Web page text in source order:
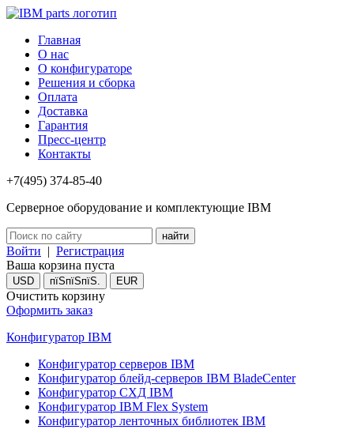
Главная
О нас
О конфигураторе
Решения и сборка
Оплата
Доставка
Гарантия
Пресс-центр
Контакты
+7(495) 374-85-40
Серверное оборудование и комплектующие IBM
Войти | Регистрация
Ваша корзина пуста
USD пїЅпїЅпїЅ. EUR
Очистить корзину
Оформить заказ
Конфигуратор IBM
Конфигуратор серверов IBM
Конфигуратор блейд-серверов IBM BladeCenter
Конфигуратор СХД IBM
Конфигуратор IBM Flex System
Конфигуратор ленточных библиотек IBM